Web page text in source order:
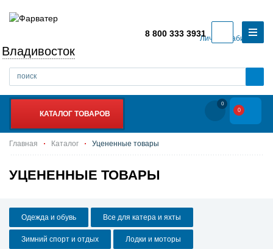
Личный кабинет
Владивосток
8 800 333 3931
КАТАЛОГ ТОВАРОВ
0
0
Главная Каталог Уцененные товары
УЦЕНЕННЫЕ ТОВАРЫ
Одежда и обувь Все для катера и яхты
Зимний спорт и отдых Лодки и моторы